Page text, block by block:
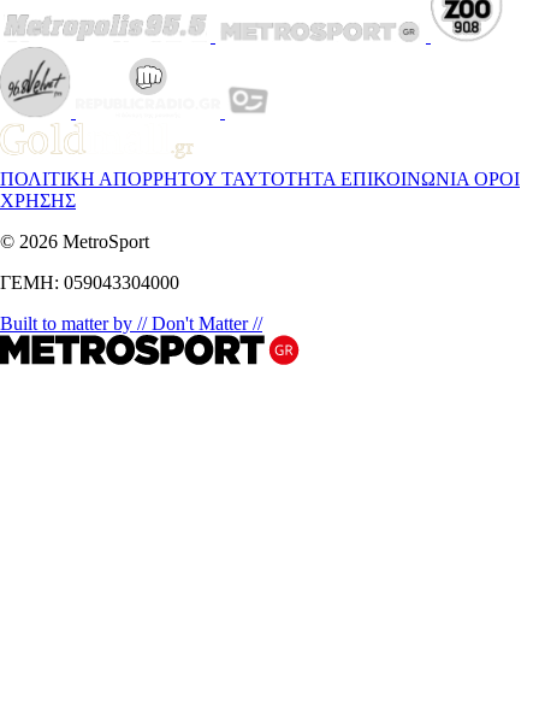
ΠΟΛΙΤΙΚΗ ΑΠΟΡΡΗΤΟΥ ΤΑΥΤΟΤΗΤΑ ΕΠΙΚΟΙΝΩΝΙΑ ΟΡΟΙ
ΧΡΗΣΗΣ
© 2026 MetroSport
ΓΕΜΗ: 059043304000
Built to matter by // Don't Matter //